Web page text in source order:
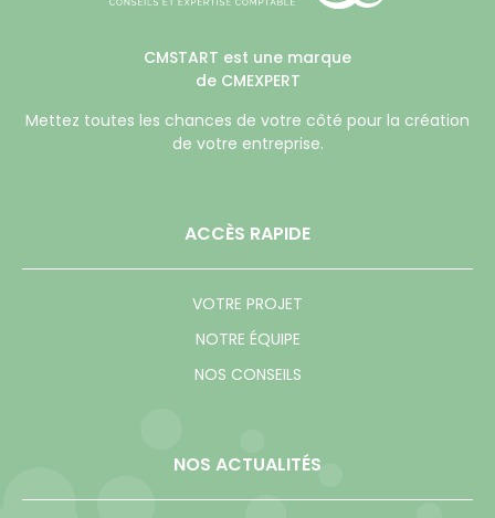
CMSTART est une marque
de CMEXPERT
Mettez toutes les chances de votre côté pour la création
de votre entreprise.
ACCÈS RAPIDE
VOTRE PROJET
NOTRE ÉQUIPE
NOS CONSEILS
NOS ACTUALITÉS